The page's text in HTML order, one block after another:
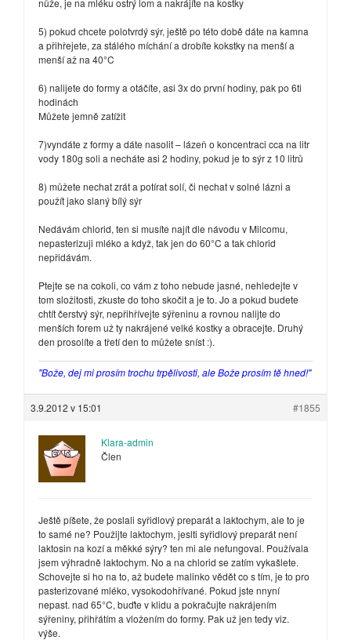
5) pokud chcete polotvrdý sýr, ještě po této době dáte na kamna
a přihřejete, za stálého míchání a drobíte kokstky na menší a
menší až na 40°C
6) nalijete do formy a otáčíte, asi 3x do první hodiny, pak po 6ti
hodinách
Můžete jemně zatížit
7)vyndáte z formy a dáte nasolit – lázeň o koncentraci cca na litr
vody 180g soli a necháte asi 2 hodiny, pokud je to sýr z 10 litrů
8) můžete nechat zrát a potírat solí, či nechat v solné lázni a
použít jako slaný bílý sýr
Nedávám chlorid, ten si musíte najít dle návodu v Milcomu,
nepasterizuji mléko a když, tak jen do 60°C a tak chlorid
nepřidávám.
Ptejte se na cokoli, co vám z toho nebude jasné, nehledejte v
tom složitosti, zkuste do toho skočit a je to. Jo a pokud budete
chtít čerstvý sýr, nepřihřívejte sýřeninu a rovnou nalijte do
menších forem už ty nakrájené velké kostky a obracejte. Druhý
den prosolíte a třetí den to můžete sníst :).
"Bože, dej mi prosím trochu trpělivosti, ale Bože prosím tě hned!"
3.9.2012 v 15:01 #1855
Klara-admin
Člen
Ještě píšete, že poslali syřidlový preparát a laktochym, ale to je
to samé ne? Použijte laktochym, jeslti syřidlový preparát není
laktosin na kozí a měkké sýry? ten mi ale nefungoval. Používala
jsem výhradně laktochym. No a na chlorid se zatím vykašlete.
Schovejte si ho na to, až budete malinko vědět co s tím, je to pro
pasterizované mléko, vysokodohřívané. Pokud jste nnyní
nepast. nad 65°C, buďte v klidu a pokračujte nakrájením
sýřeniny, přihřátím a vložením do formy. Pak už jen tedy viz.
výše.